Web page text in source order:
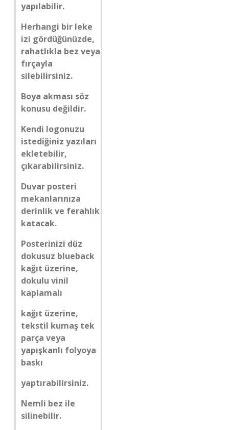
yapılabilir.
Herhangi bir leke
izi gördüğünüzde,
rahatlıkla bez veya
fırçayla
silebilirsiniz.
Boya akması söz
konusu değildir.
Kendi logonuzu
istediğiniz yazıları
ekletebilir,
çıkarabilirsiniz.
Duvar posteri
mekanlarınıza
derinlik ve ferahlık
katacak.
Posterinizi düz
dokusuz blueback
kağıt üzerine,
dokulu vinil
kaplamalı
kağıt üzerine,
tekstil kumaş tek
parça veya
yapışkanlı folyoya
baskı
yaptırabilirsiniz.
Nemli bez ile
silinebilir.